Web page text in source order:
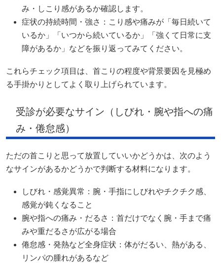
み・しこり感があるか確認します。
症状の持続時間・強さ：こり感や痛みが「毎日続いて
いるか」「いつから続いているか」「強くて日常に支
障があるか」などを振り返ってみてください。
これらチェック項目は、首こりの程度や背景要因を見極め
る手掛かりとしてよく取り上げられています。
受診が必要なサイン（しびれ・腕や指への痛
み・倦怠感）
ただの首こりと思って放置していいかどうかは、次のよう
なサインがあるかどうかで判断する材料になります。
しびれ・感覚異常：腕・手指にしびれやチクチク感、
感覚が鈍くなること
腕や指への痛み・だるさ：首だけでなく腕・手まで痛
みや重だるさが広がる場合
倦怠感・発熱など全身症状：体がだるい、熱がある、
リンパの腫れがあるなど